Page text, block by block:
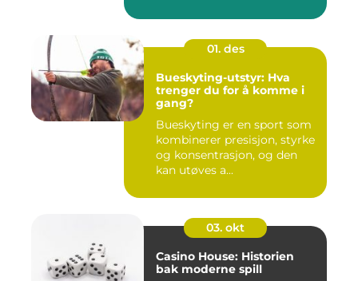
01. des
Bueskyting-utstyr: Hva
trenger du for å komme i
gang?
Bueskyting er en sport som
kombinerer presisjon, styrke
og konsentrasjon, og den
kan utøves a...
03. okt
Casino House: Historien
bak moderne spill